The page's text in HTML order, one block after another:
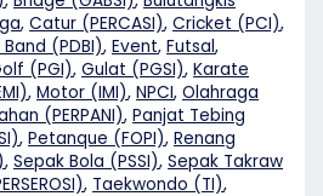
,Catur (PERCASI),Cricket (PCI),
(PDBI),Event,Futsal,
(PGI),Gulat (PGSI),Karate
,Motor (IMI),NPCI,Olahraga
(PERPANI),Panjat Tebing
,Petanque (FOPI),Renang
,Sepak Bola (PSSI),Sepak Takraw
, Taekwondo (TI),